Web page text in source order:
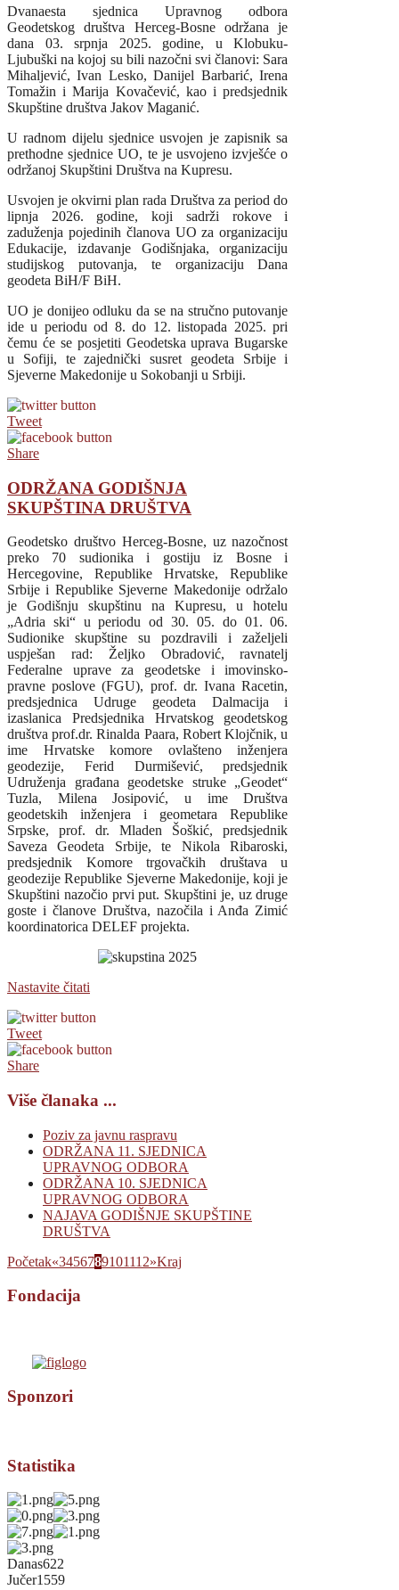
Dvanaesta sjednica Upravnog odbora
Geodetskog društva Herceg-Bosne održana je
dana 03. srpnja 2025. godine, u Klobuku-
Ljubuški na kojoj su bili nazočni svi članovi: Sara
Mihaljević, Ivan Lesko, Danijel Barbarić, Irena
Tomažin i Marija Kovačević, kao i predsjednik
Skupštine društva Jakov Maganić.
U radnom dijelu sjednice usvojen je zapisnik sa
prethodne sjednice UO, te je usvojeno izvješće o
održanoj Skupštini Društva na Kupresu.
Usvojen je okvirni plan rada Društva za period do
lipnja 2026. godine, koji sadrži rokove i
zaduženja pojedinih članova UO za organizaciju
Edukacije, izdavanje Godišnjaka, organizaciju
studijskog putovanja, te organizaciju Dana
geodeta BiH/F BiH.
UO je donijeo odluku da se na stručno putovanje
ide u periodu od 8. do 12. listopada 2025. pri
čemu će se posjetiti Geodetska uprava Bugarske
u Sofiji, te zajednički susret geodeta Srbije i
Sjeverne Makedonije u Sokobanji u Srbiji.
Tweet
Share
ODRŽANA GODIŠNJA
SKUPŠTINA DRUŠTVA
Geodetsko društvo Herceg-Bosne, uz nazočnost
preko 70 sudionika i gostiju iz Bosne i
Hercegovine, Republike Hrvatske, Republike
Srbije i Republike Sjeverne Makedonije održalo
je Godišnju skupštinu na Kupresu, u hotelu
„Adria ski“ u periodu od 30. 05. do 01. 06.
Sudionike skupštine su pozdravili i zaželjeli
uspješan rad: Željko Obradović, ravnatelj
Federalne uprave za geodetske i imovinsko-
pravne poslove (FGU), prof. dr. Ivana Racetin,
predsjednica Udruge geodeta Dalmacija i
izaslanica Predsjednika Hrvatskog geodetskog
društva prof.dr. Rinalda Paara, Robert Klojčnik, u
ime Hrvatske komore ovlašteno inženjera
geodezije, Ferid Durmišević, predsjednik
Udruženja građana geodetske struke „Geodet“
Tuzla, Milena Josipović, u ime Društva
geodetskih inženjera i geometara Republike
Srpske, prof. dr. Mladen Šoškić, predsjednik
Saveza Geodeta Srbije, te Nikola Ribaroski,
predsjednik Komore trgovačkih društava u
geodezije Republike Sjeverne Makedonije, koji je
Skupštini nazočio prvi put. Skupštini je, uz druge
goste i članove Društva, nazočila i Anđa Zimić
koordinatorica DELEF projekta.
Nastavite čitati
Tweet
Share
Više članaka ...
Poziv za javnu raspravu
ODRŽANA 11. SJEDNICA
UPRAVNOG ODBORA
ODRŽANA 10. SJEDNICA
UPRAVNOG ODBORA
NAJAVA GODIŠNJE SKUPŠTINE
DRUŠTVA
Početak«3456789101112»Kraj
Fondacija
Sponzori
Statistika
Danas622
Jučer1559